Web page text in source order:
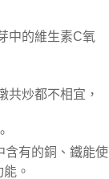
中的維生素C氧
共炒都不相宜，
含有的銅、鐵能使
。